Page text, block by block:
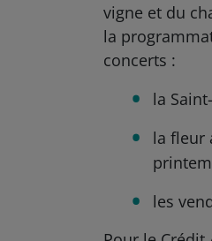
vigne et du
la
concerts :
la
la fleur
les